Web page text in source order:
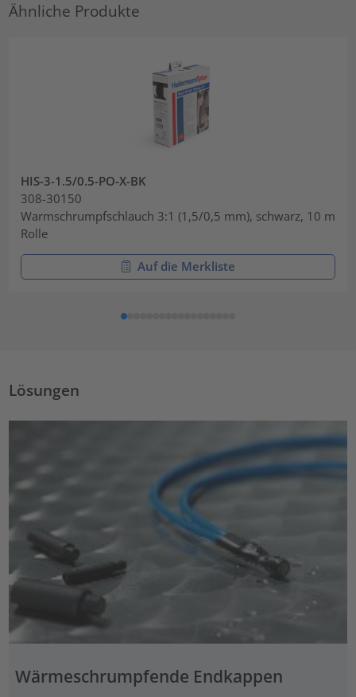
Ähnliche Produkte
HIS-3-1.5/0.5-PO-X-BK
308-30150
Warmschrumpfschlauch 3:1 (1,5/0,5 mm), schwarz, 10 m
Rolle
Auf die Merkliste
Lösungen
Wärmeschrumpfende Endkappen